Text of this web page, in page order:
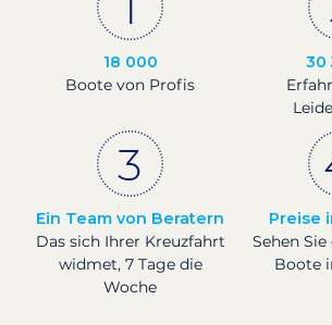
18 000
Boote von Profis
30
Ein Team von Beratern
Das sich Ihrer Kreuzfahrt
widmet, 7 Tage die
Woche
Preise
Sehen
Boote